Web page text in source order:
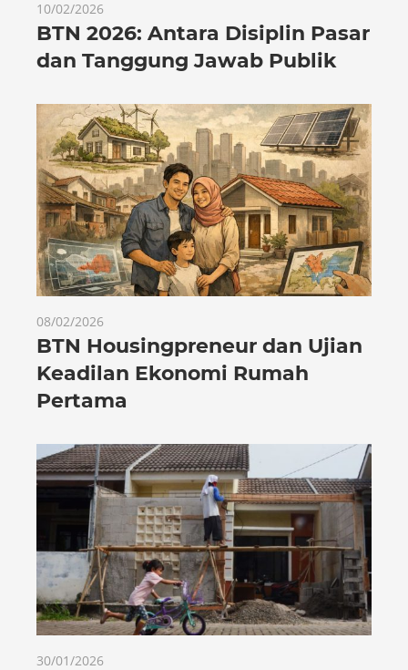
10/02/2026
BTN 2026: Antara Disiplin Pasar
dan Tanggung Jawab Publik
08/02/2026
BTN Housingpreneur dan Ujian
Keadilan Ekonomi Rumah
Pertama
30/01/2026